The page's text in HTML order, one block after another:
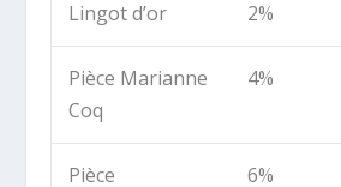
Lingot d’or 2%
Pièce Marianne
Coq
4%
Pièce
6%